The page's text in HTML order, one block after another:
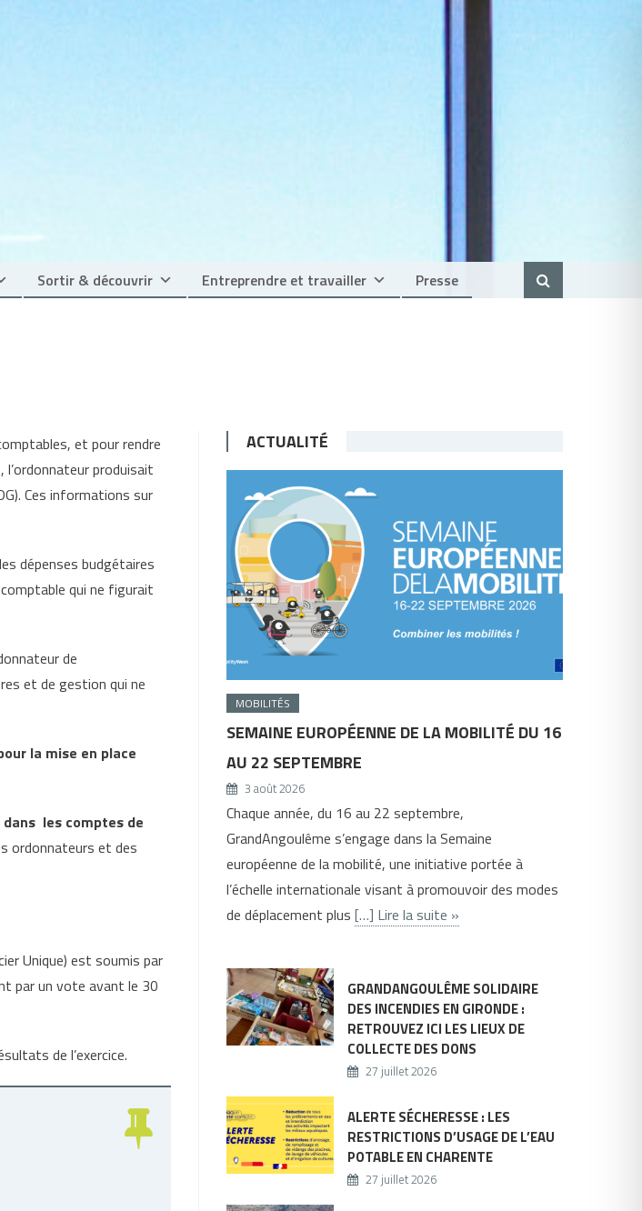
Sortir & découvrir Entreprendre et travailler Presse
et pour rendre
produisait
Ces informations sur
dépenses budgétaires
qui ne figurait
de
et de gestion qui ne
la mise en place
les comptes de
ordonnateurs et des
Unique) est soumis par
par un vote avant le 30
de l’exercice.
ACTUALITÉ
MOBILITÉS
SEMAINE EUROPÉENNE DE LA MOBILITÉ DU 16
AU 22 SEPTEMBRE
3 août 2026
Chaque année, du 16 au 22 septembre,
GrandAngoulême s’engage dans la Semaine
européenne de la mobilité, une initiative portée à
l’échelle internationale visant à promouvoir des modes
de déplacement plus[…] Lire la suite »
GRANDANGOULÊME SOLIDAIRE
DES INCENDIES EN GIRONDE :
RETROUVEZ ICI LES LIEUX DE
COLLECTE DES DONS
27 juillet 2026
ALERTE SÉCHERESSE : LES
RESTRICTIONS D’USAGE DE L’EAU
POTABLE EN CHARENTE
27 juillet 2026